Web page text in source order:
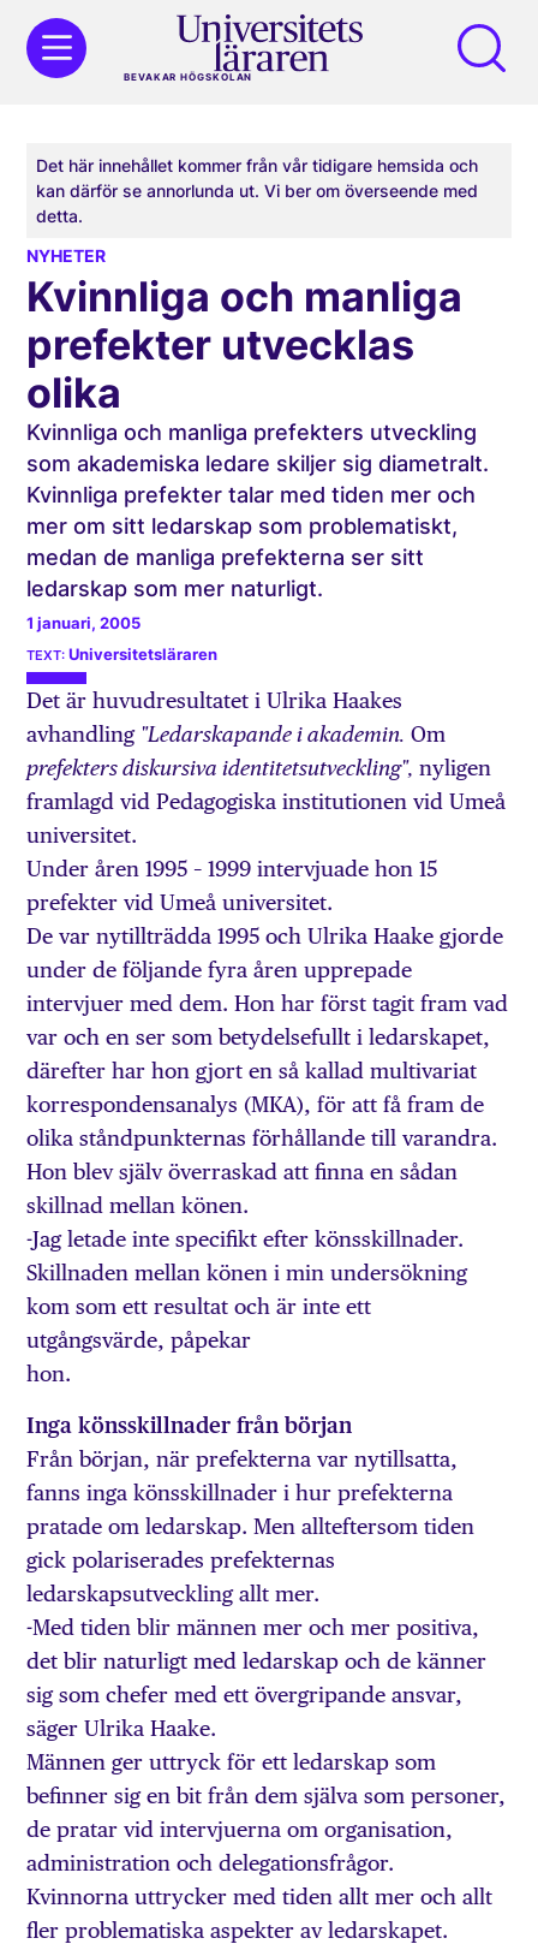
BEVAKAR HÖGSKOLAN
Det här innehållet kommer från vår tidigare hemsida och
kan därför se annorlunda ut. Vi ber om överseende med
detta.
NYHETER
Kvinnliga och manliga
prefekter utvecklas
olika
Kvinnliga och manliga prefekters utveckling
som akademiska ledare skiljer sig diametralt.
Kvinnliga prefekter talar med tiden mer och
mer om sitt ledarskap som problematiskt,
medan de manliga prefekterna ser sitt
ledarskap som mer naturligt.
1 januari, 2005
Universitetsläraren
Det är huvudresultatet i Ulrika Haakes
avhandling "Ledarskapande i akademin. Om
prefekters diskursiva identitetsutveckling", nyligen
framlagd vid Pedagogiska institutionen vid Umeå
universitet.
Under åren 1995 – 1999 intervjuade hon 15
prefekter vid Umeå universitet.
De var nytillträdda 1995 och Ulrika Haake gjorde
under de följande fyra åren upprepade
intervjuer med dem. Hon har först tagit fram vad
var och en ser som betydelsefullt i ledarskapet,
därefter har hon gjort en så kallad multivariat
korrespondensanalys (MKA), för att få fram de
olika ståndpunkternas förhållande till varandra.
Hon blev själv överraskad att finna en sådan
skillnad mellan könen.
-Jag letade inte specifikt efter könsskillnader.
Skillnaden mellan könen i min undersökning
kom som ett resultat och är inte ett
utgångsvärde, påpekar
hon.
Inga könsskillnader från början
Från början, när prefekterna var nytillsatta,
fanns inga könsskillnader i hur prefekterna
pratade om ledarskap. Men allteftersom tiden
gick polariserades prefekternas
ledarskapsutveckling allt mer.
-Med tiden blir männen mer och mer positiva,
det blir naturligt med ledarskap och de känner
sig som chefer med ett övergripande ansvar,
säger Ulrika Haake.
Männen ger uttryck för ett ledarskap som
befinner sig en bit från dem själva som personer,
de pratar vid intervjuerna om organisation,
administration och delegationsfrågor.
Kvinnorna uttrycker med tiden allt mer och allt
fler problematiska aspekter av ledarskapet.